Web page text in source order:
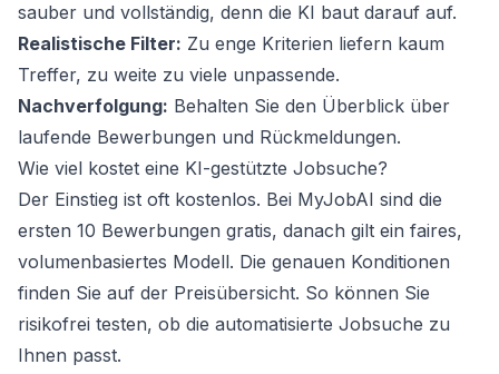
sauber und vollständig, denn die KI baut darauf auf.
Realistische Filter: Zu enge Kriterien liefern kaum
Treffer, zu weite zu viele unpassende.
Nachverfolgung: Behalten Sie den Überblick über
laufende Bewerbungen und Rückmeldungen.
Wie viel kostet eine KI-gestützte Jobsuche?
Der Einstieg ist oft kostenlos. Bei MyJobAI sind die
ersten 10 Bewerbungen gratis, danach gilt ein faires,
volumenbasiertes Modell. Die genauen Konditionen
finden Sie auf der Preisübersicht. So können Sie
risikofrei testen, ob die automatisierte Jobsuche zu
Ihnen passt.